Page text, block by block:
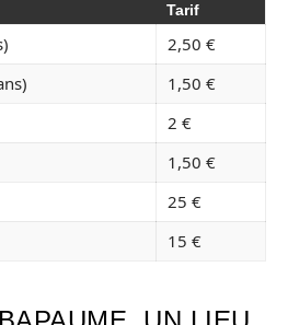
Tarif
2,50 €
1,50 €
2 €
1,50 €
25 €
15 €